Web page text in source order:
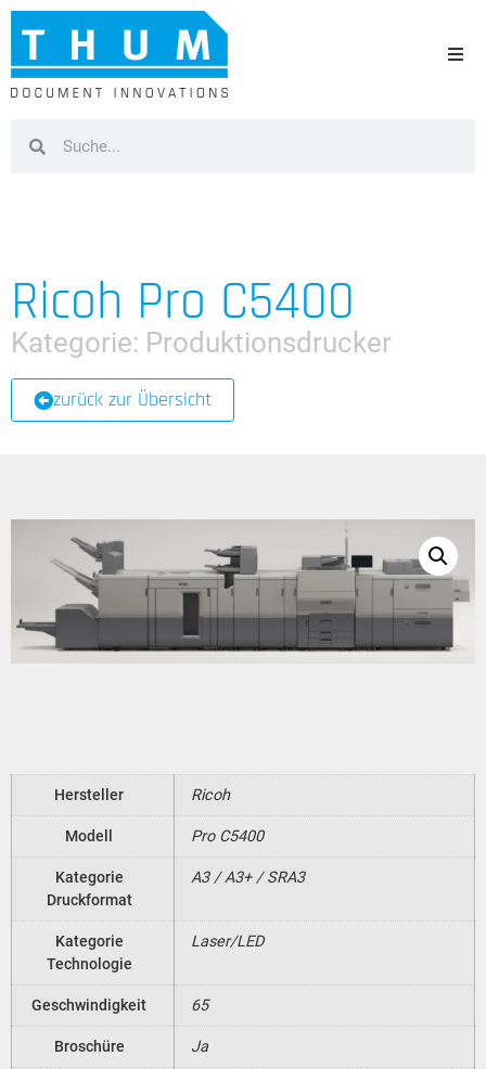
Ricoh Pro C5400
Kategorie: Produktionsdrucker
zurück zur Übersicht
Hersteller Ricoh
Modell Pro C5400
Kategorie
Druckformat
A3 / A3+ / SRA3
Kategorie
Technologie
Laser/LED
Geschwindigkeit 65
Broschüre Ja